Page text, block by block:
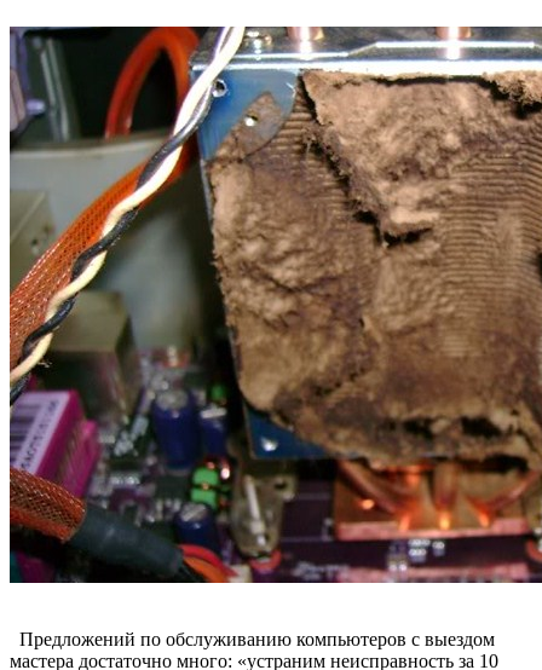
Предложений по обслуживанию компьютеров с выездом
мастера достаточно много: «устраним неисправность за 10